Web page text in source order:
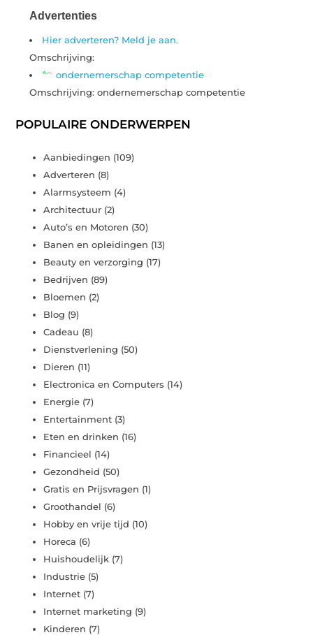
Advertenties
Hier adverteren? Meld je aan.
Omschrijving:
ondernemerschap competentie
Omschrijving: ondernemerschap competentie
POPULAIRE ONDERWERPEN
Aanbiedingen (109)
Adverteren (8)
Alarmsysteem (4)
Architectuur (2)
Auto’s en Motoren (30)
Banen en opleidingen (13)
Beauty en verzorging (17)
Bedrijven (89)
Bloemen (2)
Blog (9)
Cadeau (8)
Dienstverlening (50)
Dieren (11)
Electronica en Computers (14)
Energie (7)
Entertainment (3)
Eten en drinken (16)
Financieel (14)
Gezondheid (50)
Gratis en Prijsvragen (1)
Groothandel (6)
Hobby en vrije tijd (10)
Horeca (6)
Huishoudelijk (7)
Industrie (5)
Internet (7)
Internet marketing (9)
Kinderen (7)